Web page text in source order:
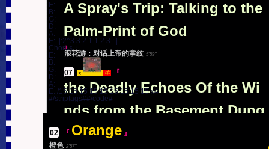
09 中 『Sleepwalk Through Life
梦游一生 5'29''
10.EN 『 O Lord
哦，上帝 3'39''
11. s 中
Requiem For A Train Of Life 』
火车驶向云外，梦安魂于九霄 5'26''
view all tab from this LP in 1 page
07 中 『Drift Away To The Moon
漂离去月球
4'02''
08.中 『
Immortal Asks What Is Love I
s What Asks Immortal
』
仙情爱问 3'39''
C (3)
My Contradictions, My Hatre
A Spray's Trip: Talking to the
Palm-Print of God
』
浪花游：对话上帝的掌纹 5'59''
07 . s 中 『
the Deadly Echoes Of the Wi
nds from the Basement Dung
eon Of Crow Valley
E:
B:
G:
D:
A:
E: ||:2^3 3 2 1 1 2 3 :||
Chorus：
E:
B:
G:
D:
A:
E: /15 15 15 15 15 15 15 15 15 x4
#/striptags##/code#
02. 『 Orange 』
橙色 2'57''